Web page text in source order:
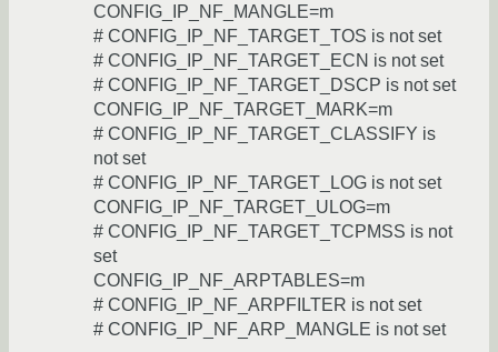
CONFIG_IP_NF_MANGLE=m
# CONFIG_IP_NF_TARGET_TOS is not set
# CONFIG_IP_NF_TARGET_ECN is not set
# CONFIG_IP_NF_TARGET_DSCP is not set
CONFIG_IP_NF_TARGET_MARK=m
# CONFIG_IP_NF_TARGET_CLASSIFY is
not set
# CONFIG_IP_NF_TARGET_LOG is not set
CONFIG_IP_NF_TARGET_ULOG=m
# CONFIG_IP_NF_TARGET_TCPMSS is not
set
CONFIG_IP_NF_ARPTABLES=m
# CONFIG_IP_NF_ARPFILTER is not set
# CONFIG_IP_NF_ARP_MANGLE is not set